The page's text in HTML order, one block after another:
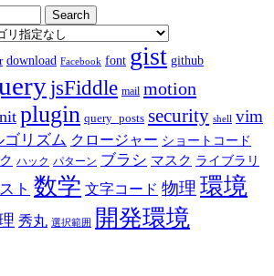
download Facebook font gist github
jsFiddle mail motion
plugin query_posts security shell vim
ゴリズム クロージャー ショートコード
ハック パターン ブラシ マスク ライブラリ
ト 数学 文字コード 物理 環境
秀丸 選択範囲 開発環境